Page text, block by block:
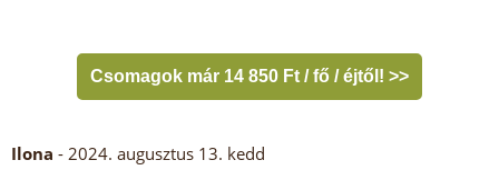
Csomagok már 14 850 Ft / fő / éjtől! >>
Ilona - 2024. augusztus 13. kedd